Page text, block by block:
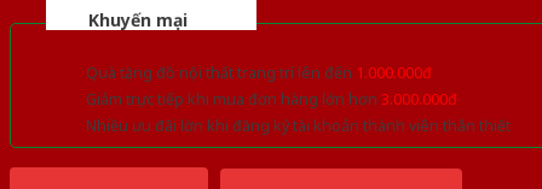
Khuyến mại
Quà tặng đồ nội thất trang trí lên đến 1.000.000đ
Giảm trực tiếp khi mua đơn hàng lớn hơn 3.000.000đ
Nhiều ưu đãi lớn khi đăng ký tài khoản thành viên thân thiết